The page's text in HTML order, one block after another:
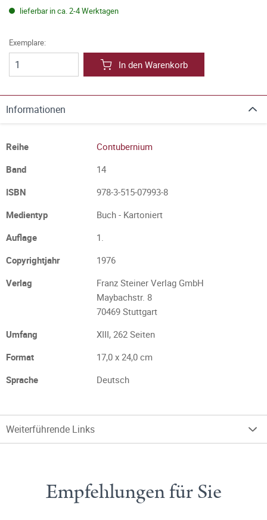
lieferbar in ca. 2-4 Werktagen
Exemplare:
In den Warenkorb
Informationen
Reihe
Contubernium
Band
14
ISBN
978-3-515-07993-8
Medientyp
Buch - Kartoniert
Auflage
1.
Copyrightjahr
1976
Verlag
Franz Steiner Verlag GmbH
Maybachstr. 8
70469 Stuttgart
Umfang
XIII, 262 Seiten
Format
17,0 x 24,0 cm
Sprache
Deutsch
Weiterführende Links
Empfehlungen für Sie